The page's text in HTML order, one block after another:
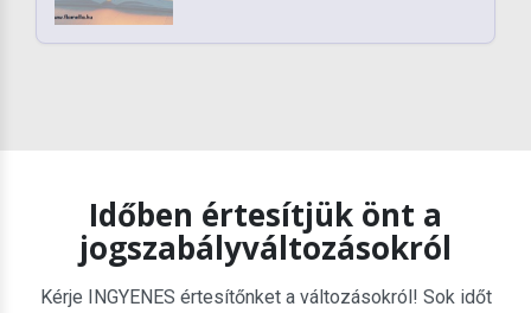
Időben értesítjük önt a
jogszabályváltozásokról
Kérje INGYENES értesítőnket a változásokról! Sok időt